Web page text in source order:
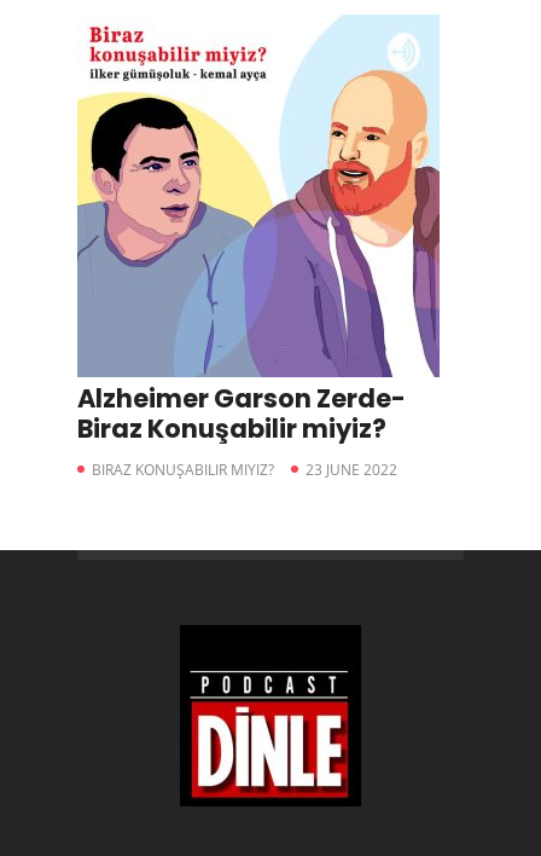
Alzheimer Garson Zerde-
Biraz Konuşabilir miyiz?
BIRAZ KONUŞABILIR MIYIZ? 23 JUNE 2022